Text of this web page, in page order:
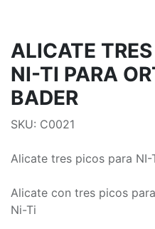
ALICATE
NI-TI PARA
BADER
SKU: C0021
Alicate tres picos para NI-
Alicate con tres picos
Ni-Ti